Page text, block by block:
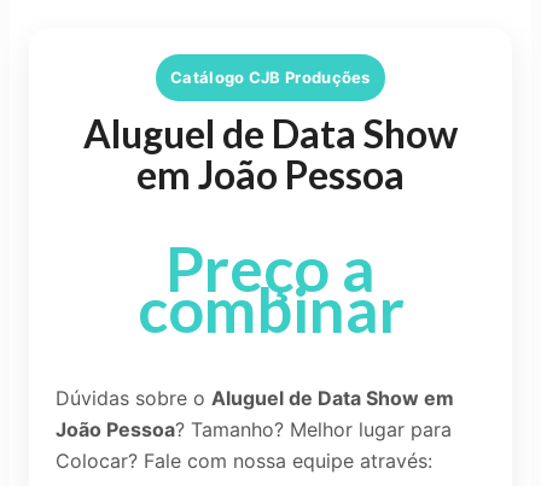
Catálogo CJB Produções
Aluguel de Data Show
em João Pessoa
Preço a
combinar
Dúvidas sobre o Aluguel de Data Show em
João Pessoa? Tamanho? Melhor lugar para
Colocar? Fale com nossa equipe através: